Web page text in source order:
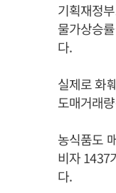
기획재정
물가상승
다.
실제로 화
도매거래
농식품도
비자 1437
다.